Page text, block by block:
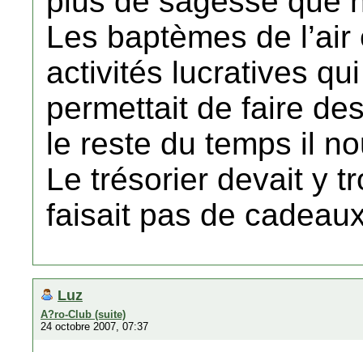
Les baptèmes de
activités lucratives
permettait de faire
le reste du temps il
Le trésorier devait y
faisait pas de
Luz
A?ro-Club (suite)
24 octobre 2007, 07:37